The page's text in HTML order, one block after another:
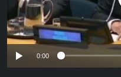
RADIO MARTÍ
ESPECIALES
ESPECIALES
MULTIMEDIA
0:00